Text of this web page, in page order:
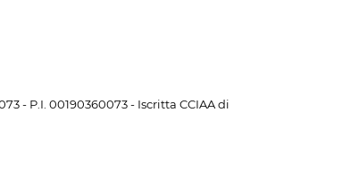
- P.I. 00190360073 - Iscritta CCIAA di